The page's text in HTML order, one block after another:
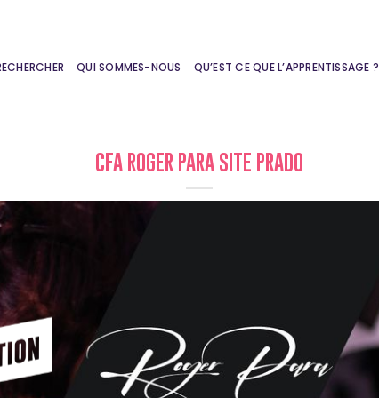
QUI SOMMES-NOUS QU’EST CE QUE L’APPRENTISSAGE ?
CFA ROGER PARA SITE PRADO